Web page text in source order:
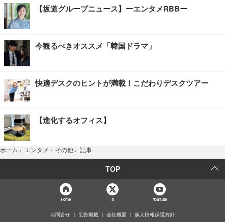
【坂道グループニュース】ーエンタメRBBー
今観るべきオススメ「韓国ドラマ」
快適デスクのヒントが満載！こだわりデスクツアー
【進化するオフィス】
ホーム › エンタメ › その他 › 記事
TOP
Home X YouTube
お問合せ 広告掲載 会社概要 個人情報保護方針